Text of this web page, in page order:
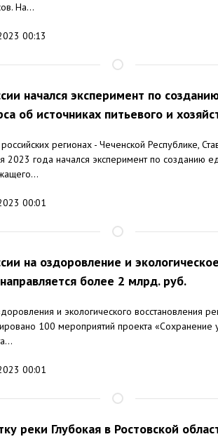
На...
00:13
начался эксперимент по
об источниках питьевого и
регионах - Чеченской Республике,
2023 года начался эксперимент по созданию
00:01
на оздоровление и
более 2 млрд. руб.
и экологического восстановления
100 мероприятий проекта «Сохранение
00:01
реки Глубокая в Ростовской